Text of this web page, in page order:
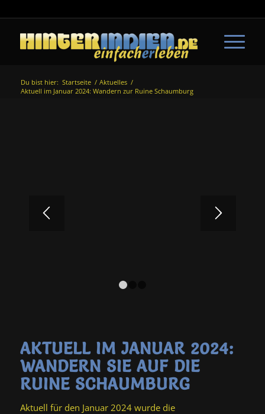
Du bist hier: Startseite / Aktuelles /
Aktuell im Januar 2024: Wandern zur Ruine Schaumburg
AKTUELL IM JANUAR 2024:
WANDERN SIE AUF DIE
RUINE SCHAUMBURG
Aktuell für den Januar 2024 wurde die